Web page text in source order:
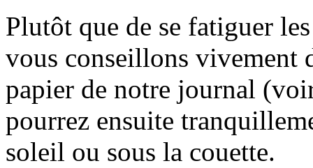
Plutôt que de se fatiguer
vous conseillons vivement
papier de notre journal
pourrez ensuite
soleil ou sous la couette.